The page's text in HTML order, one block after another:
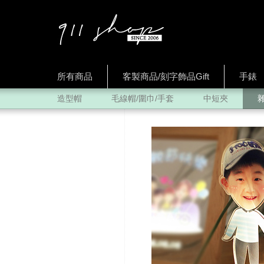
所有商品 客製商品/刻字飾品Gift 手錶
造型帽 毛線帽/圍巾/手套 中短夾